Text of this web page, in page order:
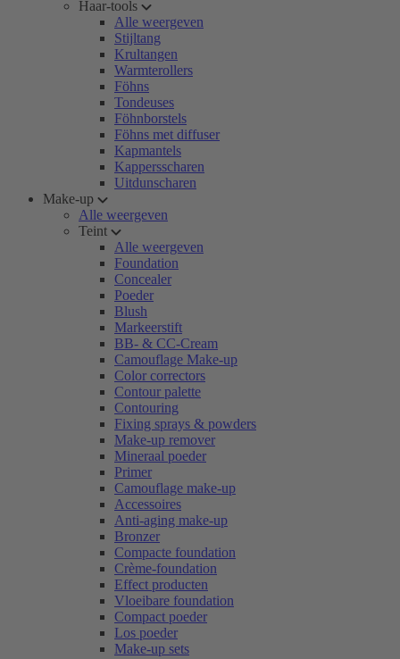
Haar-tools
Alle weergeven
Stijltang
Krultangen
Warmterollers
Föhns
Tondeuses
Föhnborstels
Föhns met diffuser
Kapmantels
Kappersscharen
Uitdunscharen
Make-up
Alle weergeven
Teint
Alle weergeven
Foundation
Concealer
Poeder
Blush
Markeerstift
BB- & CC-Cream
Camouflage Make-up
Color correctors
Contour palette
Contouring
Fixing sprays & powders
Make-up remover
Mineraal poeder
Primer
Camouflage make-up
Accessoires
Anti-aging make-up
Bronzer
Compacte foundation
Crème-foundation
Effect producten
Vloeibare foundation
Compact poeder
Los poeder
Make-up sets